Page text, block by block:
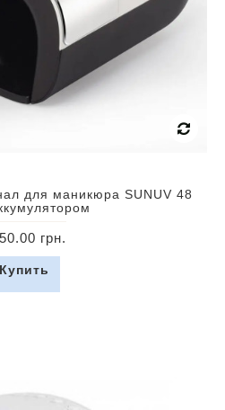
для маникюра SUNUV 48
грн.
Купить